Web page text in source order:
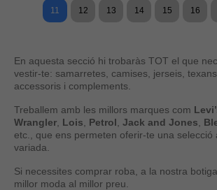
11 12 13 14 15 16
En aquesta secció hi trobaràs TOT el que
vestir-te: samarretes, camises, jerseis,
accessoris i complements.
Treballem amb les millors marques com
Wrangler Lois Petrol Jack and Jones
etc., que ens permeten oferir-te una selecció
variada.
Si necessites comprar roba, a la nostra
millor moda al millor preu.